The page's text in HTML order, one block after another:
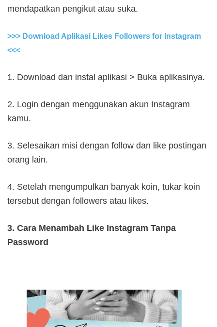
mendapatkan pengikut atau suka.
>>> Download Aplikasi Likes Followers for Instagram
<<<
1. Download dan instal aplikasi > Buka aplikasinya.
2. Login dengan menggunakan akun Instagram
kamu.
3. Selesaikan misi dengan follow dan like postingan
orang lain.
4. Setelah mengumpulkan banyak koin, tukar koin
tersebut dengan followers atau likes.
3. Cara Menambah Like Instagram Tanpa
Password